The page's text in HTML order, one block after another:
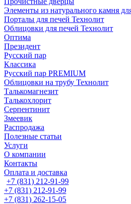
Элементы из натурального камня
Порталы для печей Технолит
Облицовки для печей Технолит
Оптима
Президент
Русский пар
Классика
Русский пар PREMIUM
Облицовки на трубу Технолит
Талькомагнезит
Талькохлорит
Серпентинит
Змеевик
Распродажа
Полезные статьи
Услуги
О компании
Контакты
Оплата и доставка
+7 (831) 212-91-99
+7 (831) 212-91-99
+7 (831) 262-15-05